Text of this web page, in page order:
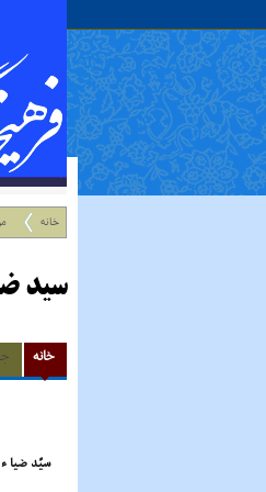
خانه
سید
خانه
سیّد ضیا ء